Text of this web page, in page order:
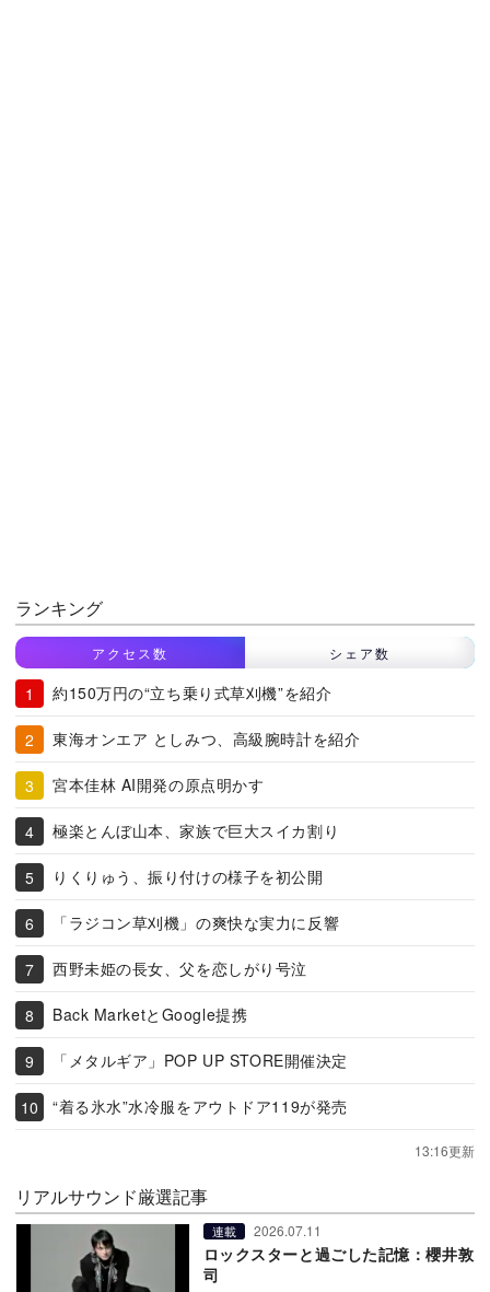
ランキング
アクセス数 シェア数
約150万円の“立ち乗り式草刈機”を紹介
東海オンエア としみつ、高級腕時計を紹介
宮本佳林 AI開発の原点明かす
極楽とんぼ山本、家族で巨大スイカ割り
りくりゅう、振り付けの様子を初公開
「ラジコン草刈機」の爽快な実力に反響
西野未姫の長女、父を恋しがり号泣
Back MarketとGoogle提携
「メタルギア」POP UP STORE開催決定
“着る氷水”水冷服をアウトドア119が発売
13:16更新
リアルサウンド厳選記事
連載 2026.07.11
ロックスターと過ごした記憶：櫻井敦
司